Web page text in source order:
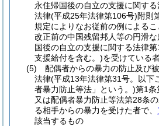
永住帰国後の自立の支援に関す
法律(平成25年法律第106号)附則
規定によりなお従前の例による
改正前の中国残留邦人等の円滑
国後の自立の支援に関する法律
支援給付を含む。)を受けている
(5)
配偶者からの暴力の防止及び
法律(平成13年法律第31号。以下
者暴力防止等法」という。)第1条
又は配偶者暴力防止等法第28条
る相手からの暴力を受けた者で、
該当するもの